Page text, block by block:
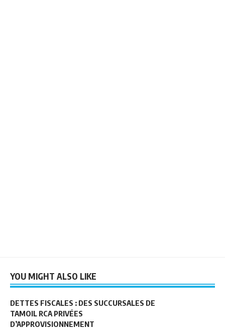
YOU MIGHT ALSO LIKE
DETTES FISCALES : DES SUCCURSALES DE
TAMOIL RCA PRIVÉES
D’APPROVISIONNEMENT